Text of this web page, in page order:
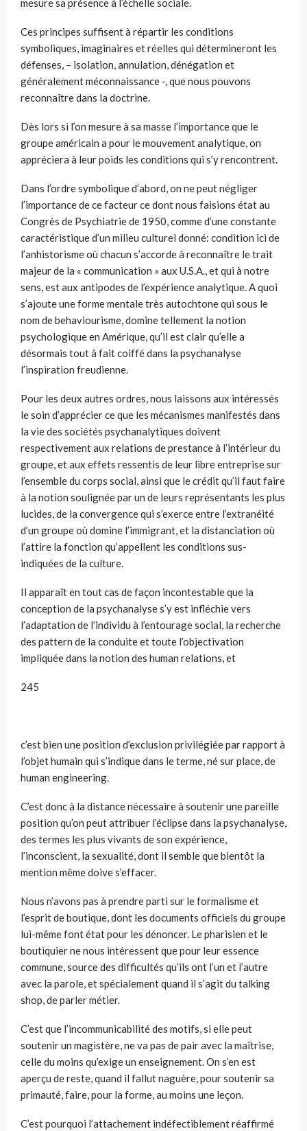
mesure sa présence à l’échelle sociale.
Ces principes suffisent à répartir les conditions
symboliques, imaginaires et réelles qui détermineront les
défenses, – isolation, annulation, dénégation et
généralement méconnaissance -, que nous pouvons
reconnaître dans la doctrine.
Dès lors si l’on mesure à sa masse l’importance que le
groupe américain a pour le mouvement analytique, on
appréciera à leur poids les conditions qui s’y rencontrent.
Dans l’ordre symbolique d’abord, on ne peut négliger
l’importance de ce facteur ce dont nous faisions état au
Congrès de Psychiatrie de 1950, comme d’une constante
caractéristique d’un milieu culturel donné: condition ici de
l’anhistorisme où chacun s’accorde à reconnaître le trait
majeur de la « communication » aux U.S.A., et qui à notre
sens, est aux antipodes de l’expérience analytique. A quoi
s’ajoute une forme mentale très autochtone qui sous le
nom de behaviourisme, domine tellement la notion
psychologique en Amérique, qu’il est clair qu’elle a
désormais tout à fait coiffé dans la psychanalyse
l’inspiration freudienne.
Pour les deux autres ordres, nous laissons aux intéressés
le soin d’apprécier ce que les mécanismes manifestés dans
la vie des sociétés psychanalytiques doivent
respectivement aux relations de prestance à l’intérieur du
groupe, et aux effets ressentis de leur libre entreprise sur
l’ensemble du corps social, ainsi que le crédit qu’il faut faire
à la notion soulignée par un de leurs représentants les plus
lucides, de la convergence qui s’exerce entre l’extranéité
d’un groupe où domine l’immigrant, et la distanciation où
l’attire la fonction qu’appellent les conditions sus-
indiquées de la culture.
Il apparaît en tout cas de façon incontestable que la
conception de la psychanalyse s’y est infléchie vers
l’adaptation de l’individu à l’entourage social, la recherche
des pattern de la conduite et toute l’objectivation
impliquée dans la notion des human relations, et
245
c’est bien une position d’exclusion privilégiée par rapport à
l’objet humain qui s’indique dans le terme, né sur place, de
human engineering.
C’est donc à la distance nécessaire à soutenir une pareille
position qu’on peut attribuer l’éclipse dans la psychanalyse,
des termes les plus vivants de son expérience,
l’inconscient, la sexualité, dont il semble que bientôt la
mention même doive s’effacer.
Nous n’avons pas à prendre parti sur le formalisme et
l’esprit de boutique, dont les documents officiels du groupe
lui-même font état pour les dénoncer. Le pharisien et le
boutiquier ne nous intéressent que pour leur essence
commune, source des difficultés qu’ils ont l’un et l’autre
avec la parole, et spécialement quand il s’agit du talking
shop, de parler métier.
C’est que l’incommunicabilité des motifs, si elle peut
soutenir un magistère, ne va pas de pair avec la maîtrise,
celle du moins qu’exige un enseignement. On s’en est
aperçu de reste, quand il fallut naguère, pour soutenir sa
primauté, faire, pour la forme, au moins une leçon.
C’est pourquoi l’attachement indéfectiblement réaffirmé